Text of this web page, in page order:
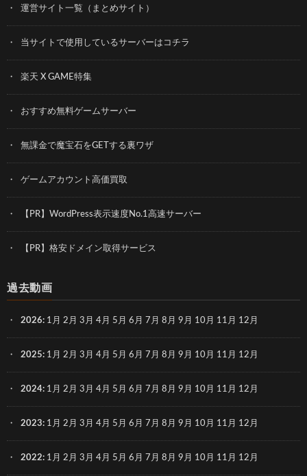
運営サイト一覧（まとめサイト）
当サイトで使用しているサーバーはコチラ
楽天 X GAME特集
おすすめ無料ゲームサーバー
無課金で魔宝石をGETする裏ワザ
ゲームアカウント高価買取
【PR】WordPress表示速度No.1高速サーバー
【PR】格安ドメイン取得サービス
過去動画
2026: 1月 2月 3月 4月 5月 6月 7月 8月 9月 10月 11月 12月
2025: 1月 2月 3月 4月 5月 6月 7月 8月 9月 10月 11月 12月
2024: 1月 2月 3月 4月 5月 6月 7月 8月 9月 10月 11月 12月
2023: 1月 2月 3月 4月 5月 6月 7月 8月 9月 10月 11月 12月
2022: 1月 2月 3月 4月 5月 6月 7月 8月 9月 10月 11月 12月